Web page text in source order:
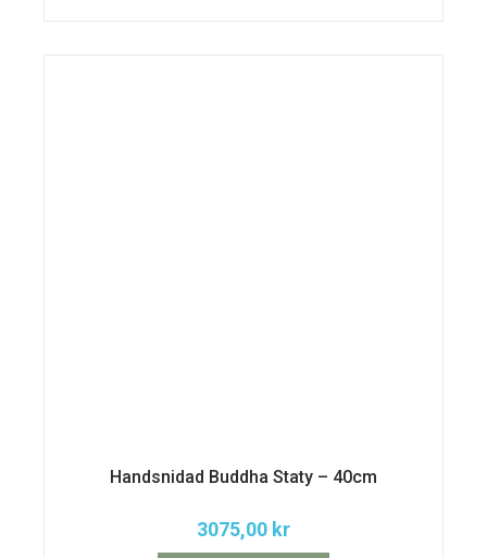
Handsnidad Buddha Staty – 40cm
3075,00 kr